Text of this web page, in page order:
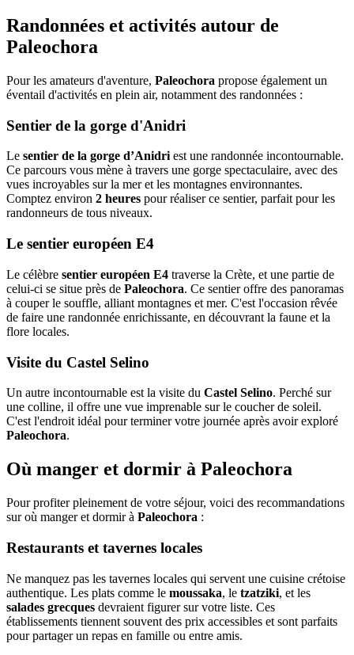
Randonnées et activités autour de
Paleochora
Pour les amateurs d'aventure, Paleochora propose également un
éventail d'activités en plein air, notamment des randonnées :
Sentier de la gorge d'Anidri
Le sentier de la gorge d’Anidri est une randonnée incontournable.
Ce parcours vous mène à travers une gorge spectaculaire, avec des
vues incroyables sur la mer et les montagnes environnantes.
Comptez environ 2 heures pour réaliser ce sentier, parfait pour les
randonneurs de tous niveaux.
Le sentier européen E4
Le célèbre sentier européen E4 traverse la Crète, et une partie de
celui-ci se situe près de Paleochora. Ce sentier offre des panoramas
à couper le souffle, alliant montagnes et mer. C'est l'occasion rêvée
de faire une randonnée enrichissante, en découvrant la faune et la
flore locales.
Visite du Castel Selino
Un autre incontournable est la visite du Castel Selino. Perché sur
une colline, il offre une vue imprenable sur le coucher de soleil.
C'est l'endroit idéal pour terminer votre journée après avoir exploré
Paleochora.
Où manger et dormir à Paleochora
Pour profiter pleinement de votre séjour, voici des recommandations
sur où manger et dormir à Paleochora :
Restaurants et tavernes locales
Ne manquez pas les tavernes locales qui servent une cuisine crétoise
authentique. Les plats comme le moussaka, le tzatziki, et les
salades grecques devraient figurer sur votre liste. Ces
établissements tiennent souvent des prix accessibles et sont parfaits
pour partager un repas en famille ou entre amis.